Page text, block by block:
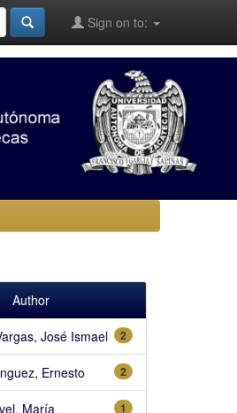
Sign on to:
Author
2
José Ismael
2
Ernesto
1
María